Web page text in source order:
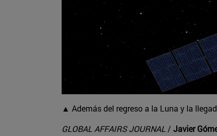
▲ Además del regreso a la Luna y la
GLOBAL AFFAIRS JOURNAL / Javier